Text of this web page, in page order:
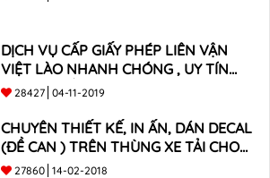
DỊCH VỤ CẤP GIẤY PHÉP LIÊN VẬN
VIỆT LÀO NHANH CHÓNG , UY TÍN
TOÀN QUỐC
28427 04-11-2019
CHUYÊN THIẾT KẾ, IN ẤN, DÁN DECAL
(ĐỀ CAN ) TRÊN THÙNG XE TẢI CHO
CÔNG TY
27860 14-02-2018